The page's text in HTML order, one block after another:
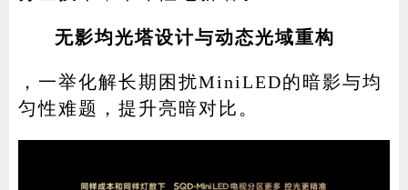
无影均光塔设计与动态光域重构
，一举化解长期困扰MiniLED的暗影与均
匀性难题，提升亮暗对比。